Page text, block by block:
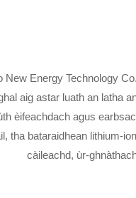
New Energy Technology
aig astar luath an latha
èifeachdach agus
tha bataraidhean lithium-
càileachd, ùr-